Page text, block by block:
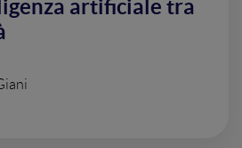
artificiale tra